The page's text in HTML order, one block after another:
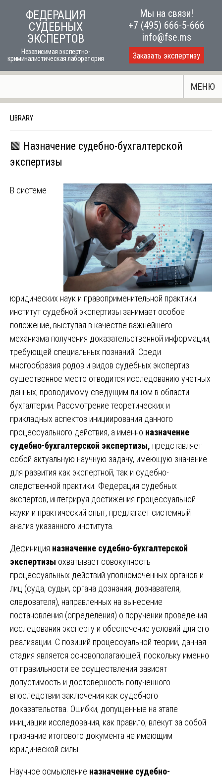
ФЕДЕРАЦИЯ
СУДЕБНЫХ
ЭКСПЕРТОВ
Независимая экспертно-
криминалистическая лаборатория
Мы на связи!
+7 (495) 666-5-666
info@fse.ms
Заказать экспертизу
МЕНЮ
LIBRARY
🟩 Назначение судебно-бухгалтерской
экспертизы
В системе
юридических наук и правоприменительной практики
институт судебной экспертизы занимает особое
положение, выступая в качестве важнейшего
механизма получения доказательственной информации,
требующей специальных познаний. Среди
многообразия родов и видов судебных экспертиз
существенное место отводится исследованию учетных
данных, проводимому сведущим лицом в области
бухгалтерии. Рассмотрение теоретических и
прикладных аспектов инициирования данного
процессуального действия, а именно назначение
судебно-бухгалтерской экспертизы, представляет
собой актуальную научную задачу, имеющую значение
для развития как экспертной, так и судебно-
следственной практики. Федерация судебных
экспертов, интегрируя достижения процессуальной
науки и практический опыт, предлагает системный
анализ указанного института.
Дефиниция назначение судебно-бухгалтерской
экспертизы охватывает совокупность
процессуальных действий уполномоченных органов и
лиц (суда, судьи, органа дознания, дознавателя,
следователя), направленных на вынесение
постановления (определения) о поручении проведения
исследования эксперту и обеспечение условий для его
реализации. С позиций процессуальной теории, данная
стадия является основополагающей, поскольку именно
от правильности ее осуществления зависят
допустимость и достоверность полученного
впоследствии заключения как судебного
доказательства. Ошибки, допущенные на этапе
инициации исследования, как правило, влекут за собой
признание итогового документа не имеющим
юридической силы.
Научное осмысление назначение судебно-